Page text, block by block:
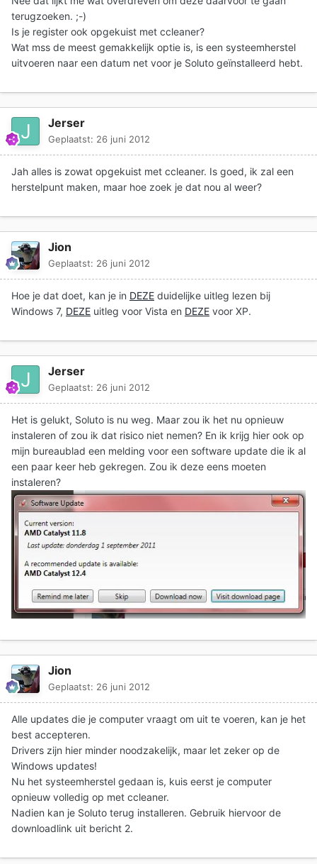
terugzoeken. ;-)
Is je register ook opgekuist met ccleaner?
Wat mss de meest gemakkelijk optie is, is een systeemherstel
uitvoeren naar een datum net voor je Soluto geïnstalleerd hebt.
Jerser
Geplaatst: 26 juni 2012
Jah alles is zowat opgekuist met ccleaner. Is goed, ik zal een
herstelpunt maken, maar hoe zoek je dat nou al weer?
Jion
Geplaatst: 26 juni 2012
Hoe je dat doet, kan je in DEZE duidelijke uitleg lezen bij
Windows 7, DEZE uitleg voor Vista en DEZE voor XP.
Jerser
Geplaatst: 26 juni 2012
Het is gelukt, Soluto is nu weg. Maar zou ik het nu opnieuw
instaleren of zou ik dat risico niet nemen? En ik krijg hier ook op
mijn bureaublad een melding voor een software update die ik al
een paar keer heb gekregen. Zou ik deze eens moeten
instaleren?
Jion
Geplaatst: 26 juni 2012
Alle updates die je computer vraagt om uit te voeren, kan je het
best accepteren.
Drivers zijn hier minder noodzakelijk, maar let zeker op de
Windows updates!
Nu het systeemherstel gedaan is, kuis eerst je computer
opnieuw volledig op met ccleaner.
Nadien kan je Soluto terug installeren. Gebruik hiervoor de
downloadlink uit bericht 2.